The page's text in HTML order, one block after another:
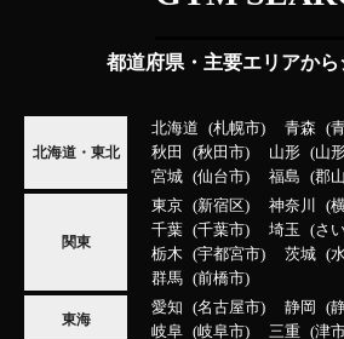
都道府県・主要エリアか
北海道・東北
北海道 札幌市 青森
秋田
秋田市 山形 山
宮城
仙台市 福島 郡
関東
東京 新宿区 神奈川
千葉
千葉市 埼玉
さ
栃木
宇都宮市 茨城
群馬
前橋市
東海
愛知 名古屋市 静岡
岐阜
岐阜市 三重 津